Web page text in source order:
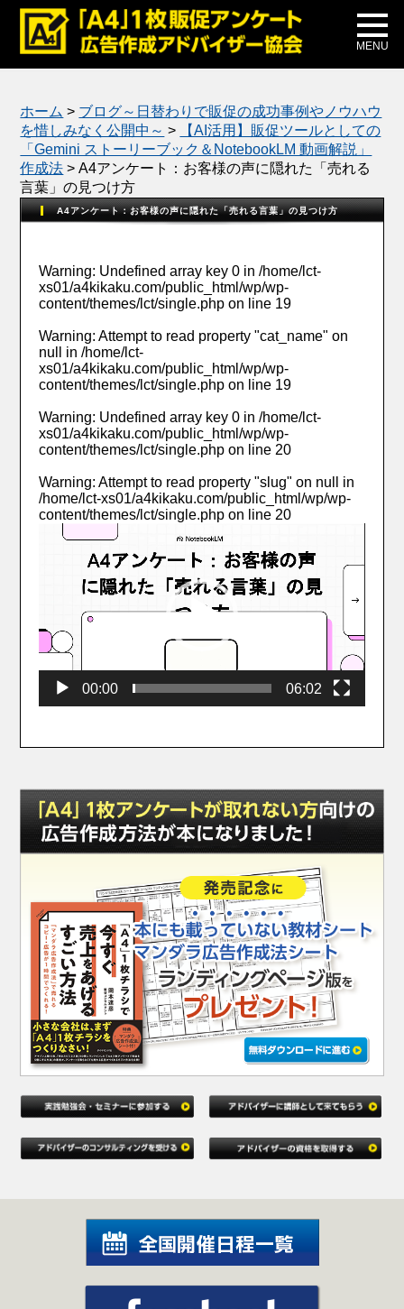
MENU
メディア掲載
公式ブログ
ホーム > ブログ～日替わりで販促の成功事例やノウハウ
を惜しみなく公開中～ >
【AI活用】販促ツールとしての
「Gemini ストーリーブック＆NotebookLM 動画解説」
作成法 >A4アンケート：お客様の声に隠れた「売れる
言葉」の見つけ方
A4アンケート：お客様の声に隠れた「売れる言葉」の見つけ方
Warning: Undefined array key 0 in/home/lct-
xs01/a4kikaku.com/public_html/wp/wp-
content/themes/lct/single.php on line 19
Warning: Attempt to read property "cat_name" on
null in/home/lct-
xs01/a4kikaku.com/public_html/wp/wp-
content/themes/lct/single.php on line 19
Warning: Undefined array key 0 in/home/lct-
xs01/a4kikaku.com/public_html/wp/wp-
content/themes/lct/single.php on line 20
Warning: Attempt to read property "slug" on null in
/home/lct-xs01/a4kikaku.com/public_html/wp/wp-
content/themes/lct/single.php on line 20
ヤ
ー
00:00 06:02